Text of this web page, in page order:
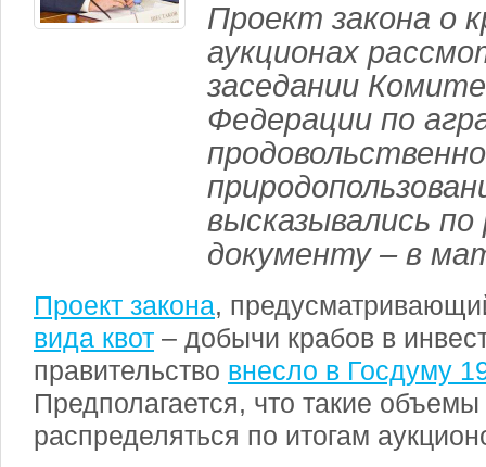
Проект закона о
аукционах
заседании
Федерации по
высказывались по
документу – в
Проект закона,
вида квот – добычи крабов в
правительство внесло в Госдуму
Предполагается, что такие объемы
распределяться по итогам